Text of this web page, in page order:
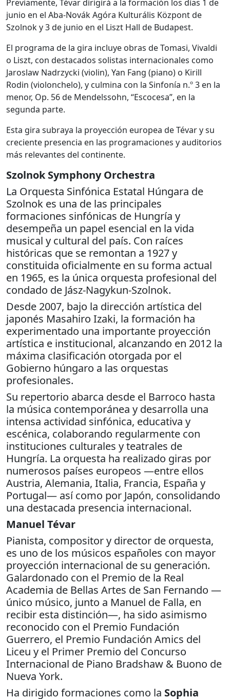
Previamente, Tévar dirigirá a la formación los días 1 de
junio en el Aba-Novák Agóra Kulturális Központ de
Szolnok y 3 de junio en el Liszt Hall de Budapest.
El programa de la gira incluye obras de Tomasi, Vivaldi
o Liszt, con destacados solistas internacionales como
Jaroslaw Nadrzycki (violin), Yan Fang (piano) o Kirill
Rodin (violonchelo), y culmina con la Sinfonía n.º 3 en la
menor, Op. 56 de Mendelssohn, “Escocesa”, en la
segunda parte.
Esta gira subraya la proyección europea de Tévar y su
creciente presencia en las programaciones y auditorios
más relevantes del continente.
Szolnok Symphony Orchestra
La Orquesta Sinfónica Estatal Húngara de
Szolnok es una de las principales
formaciones sinfónicas de Hungría y
desempeña un papel esencial en la vida
musical y cultural del país. Con raíces
históricas que se remontan a 1927 y
constituida oficialmente en su forma actual
en 1965, es la única orquesta profesional del
condado de Jász-Nagykun-Szolnok.
Desde 2007, bajo la dirección artística del
japonés Masahiro Izaki, la formación ha
experimentado una importante proyección
artística e institucional, alcanzando en 2012 la
máxima clasificación otorgada por el
Gobierno húngaro a las orquestas
profesionales.
Su repertorio abarca desde el Barroco hasta
la música contemporánea y desarrolla una
intensa actividad sinfónica, educativa y
escénica, colaborando regularmente con
instituciones culturales y teatrales de
Hungría. La orquesta ha realizado giras por
numerosos países europeos —entre ellos
Austria, Alemania, Italia, Francia, España y
Portugal— así como por Japón, consolidando
una destacada presencia internacional.
Manuel Tévar
Pianista, compositor y director de orquesta,
es uno de los músicos españoles con mayor
proyección internacional de su generación.
Galardonado con el Premio de la Real
Academia de Bellas Artes de San Fernando —
único músico, junto a Manuel de Falla, en
recibir esta distinción—, ha sido asimismo
reconocido con el Premio Fundación
Guerrero, el Premio Fundación Amics del
Liceu y el Primer Premio del Concurso
Internacional de Piano Bradshaw & Buono de
Nueva York.
Ha dirigido formaciones como la Sophia